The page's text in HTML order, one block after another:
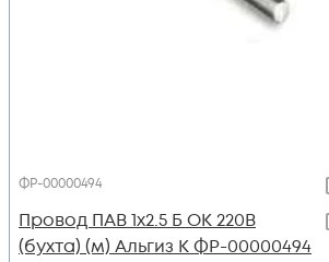
ФР-00000494
Провод ПАВ 1х2.5 Б ОК 220В
(бухта) (м) Альгиз К ФР-00000494